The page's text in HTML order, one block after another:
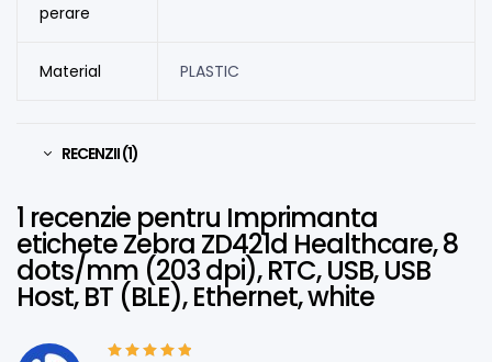
perare
Material PLASTIC
RECENZII (1)
1 recenzie pentru Imprimanta
etichete Zebra ZD421d Healthcare, 8
dots/mm (203 dpi), RTC, USB, USB
Host, BT (BLE), Ethernet, white